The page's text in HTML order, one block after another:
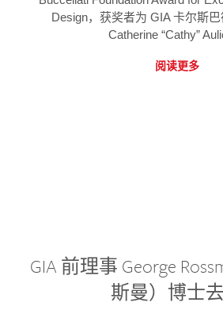
Design，获奖者为 GIA 卡尔斯
Catherine “Cathy”
阅读更多
GIA 前理事 George
斯曼）博士